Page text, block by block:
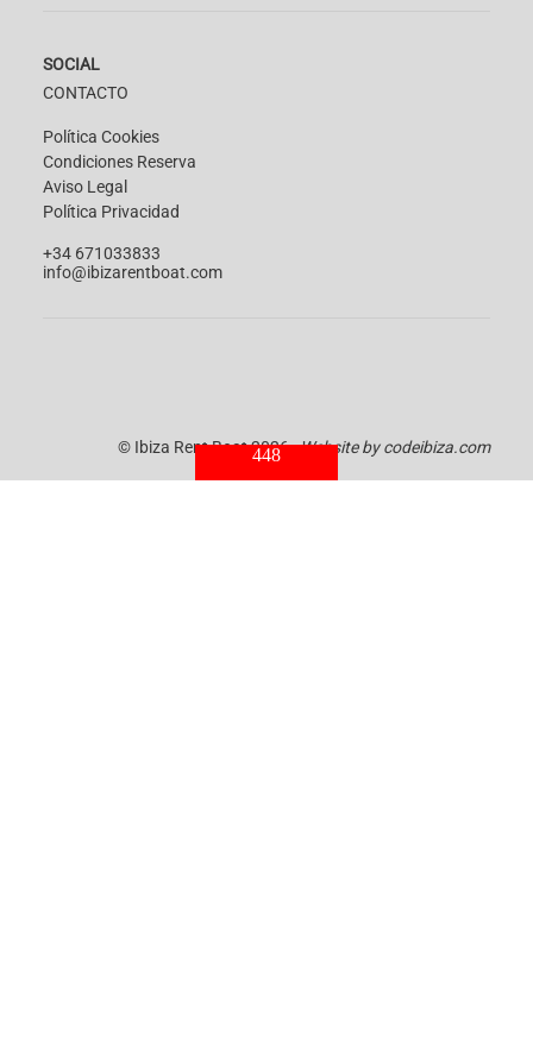
SOCIAL
CONTACTO
Política Cookies
Condiciones Reserva
Aviso Legal
Política Privacidad
+34 671033833
info@ibizarentboat.com
© Ibiza Rent Boat 2026Website bycodeibiza.com
448